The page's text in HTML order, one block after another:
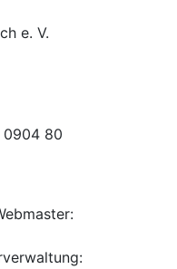
e. V.
0904 80